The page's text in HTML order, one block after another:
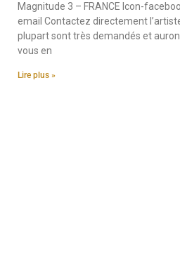
Magnitude 3 – FRANCE Icon-
email Contactez directement
plupart sont très demandés et
vous en
Lire plus »